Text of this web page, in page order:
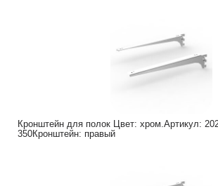
Кронштейн для полок Цвет: хром.Артикул:
350Кронштейн: правый